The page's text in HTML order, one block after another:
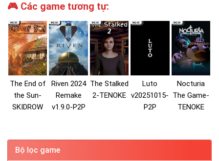
🎮 Các game tương tự:
The End of
the Sun-
SKIDROW
Riven 2024
Remake
v1.9.0-P2P
The Stalked
2-TENOKE
Luto
v20251015-
P2P
Nocturia
The Game-
TENOKE
Bộ lọc game